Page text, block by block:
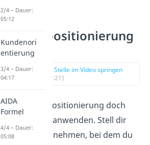
Produktpositionierung
Beispiel
zur Stelle im Video springen
(01:21)
Lass uns die Positionierung doch
mal praktisch anwenden. Stell dir
vor, das Unternehmen, bei dem du
2/4 – Dauer:
05:12
Kundenori
entierung
3/4 – Dauer:
04:17
AIDA
Formel
4/4 – Dauer:
05:08